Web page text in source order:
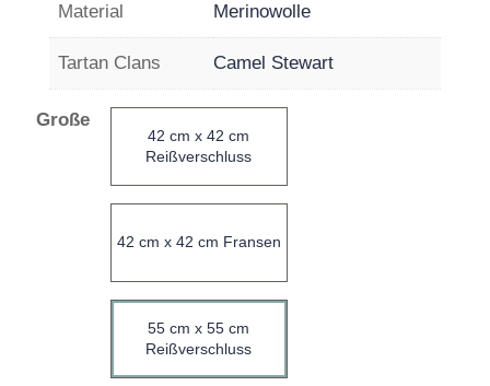
Material Merinowolle
Tartan Clans Camel Stewart
Große
42 cm x 42 cm
Reißverschluss
42 cm x 42 cm Fransen
55 cm x 55 cm
Reißverschluss